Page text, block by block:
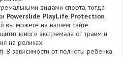
видами спорта, тогда
Powerslide PlayLife Protection
вы можете на нашем сайте
юного экстремала от травм и
на роликах.
В зависимости от полноты ребенка.